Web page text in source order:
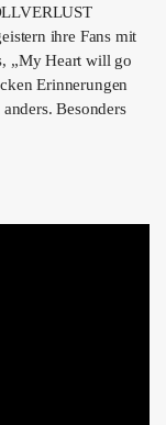
ihre Fans mit
„My Heart will go
Erinnerungen
Besonders